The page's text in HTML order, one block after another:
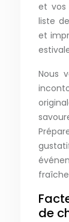
et vos
liste
et
Nous
de